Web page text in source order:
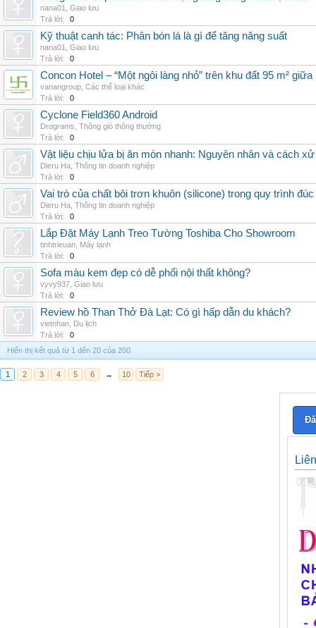
nana01
Giao lưu
Trả lời:
0
Kỹ thuật canh tác: Phân bón lá là gì để tăng năng suất
nana01
Giao lưu
Trả lời:
0
Concon Hotel – “Một ngôi làng nhỏ” trên khu đất 95 m²
vanangroup Các thể loại khác
Trả lời:
0
Cyclone Field360 Android
Drograms Thông gió thông thường
Trả lời:
0
Vật liệu chịu lửa bị ăn mòn nhanh: Nguyên nhân và cách
Dieru Ha Thông tin doanh nghiệp
Trả lời:
0
Vai trò của chất bôi trơn khuôn (silicone) trong quy trình
Dieru Ha Thông tin doanh nghiệp
Trả lời:
0
Lắp Đặt Máy Lạnh Treo Tường Toshiba Cho Showroom
tinhtrieuan Máy lạnh
Trả lời:
0
Sofa màu kem đẹp có dễ phối nội thất không?
vyvy937 Giao lưu
Trả lời:
0
Review hồ Than Thở Đà Lạt: Có gì hấp dẫn du khách?
vietnhan Du lịch
Trả lời:
0
Hiển thị kết quả từ 1 đến 20 của 200
1 2 3 4 5 6 → 10 Tiếp >